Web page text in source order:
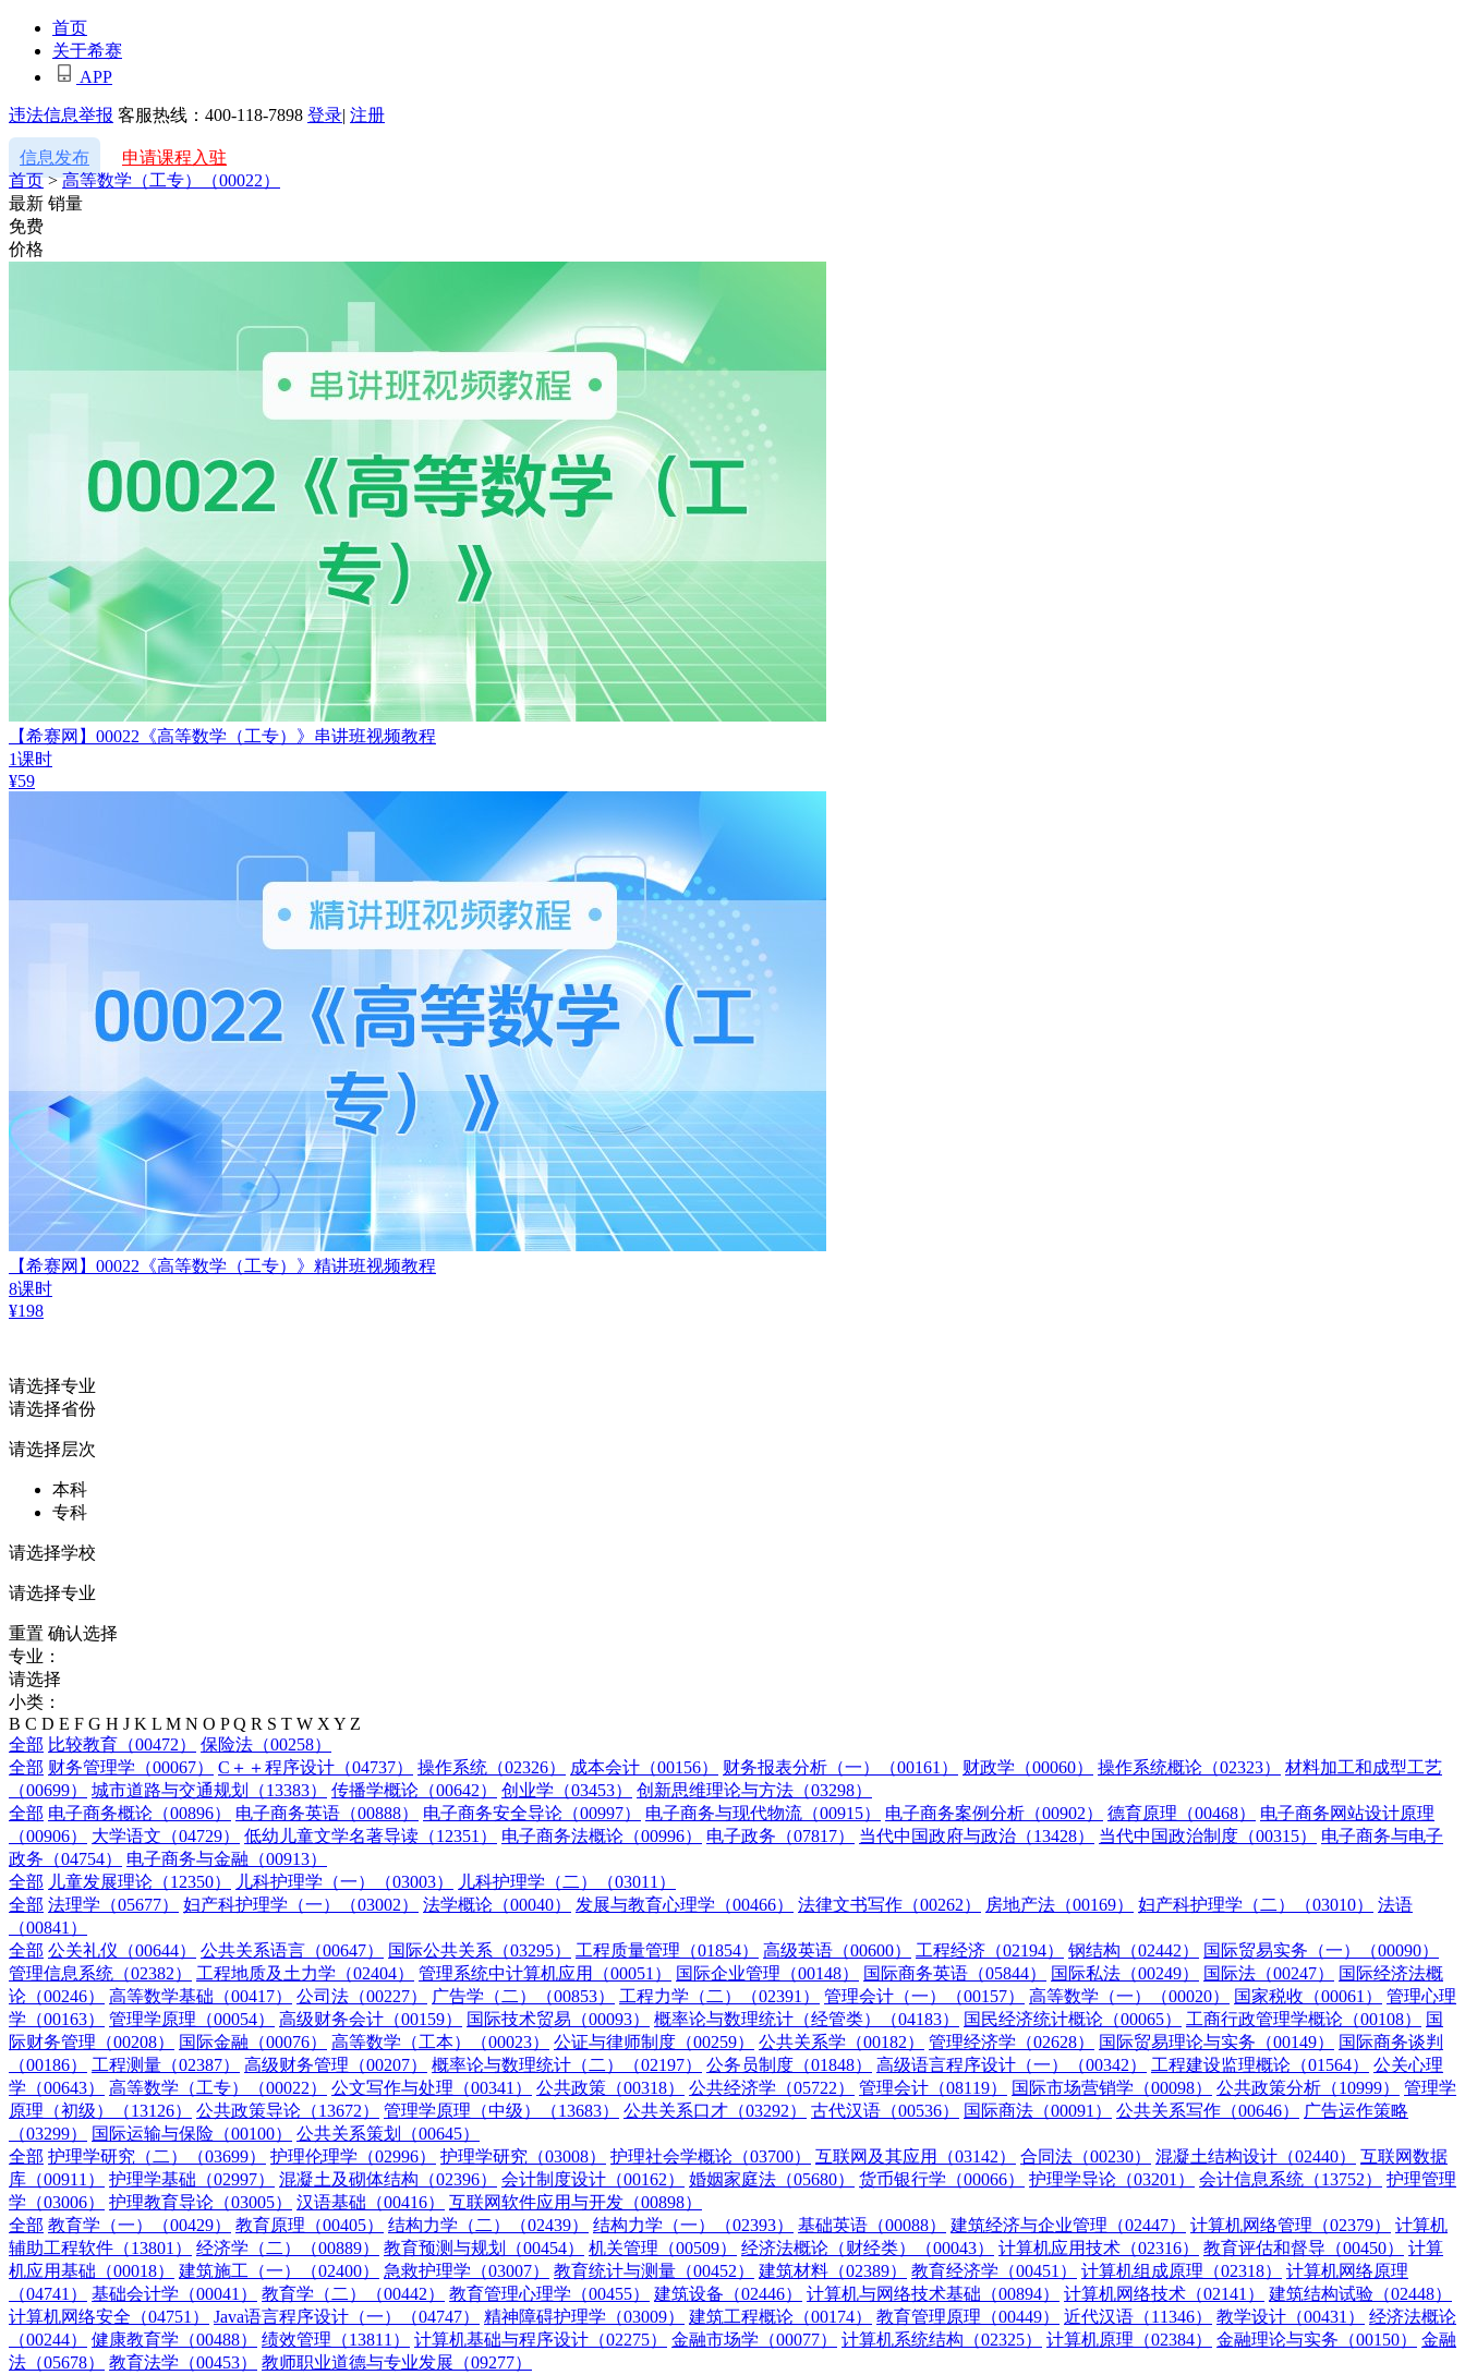
首页
关于希赛
APP
违法信息举报 客服热线：400-118-7898 登录| 注册
信息发布
申请课程入驻
首页 > 高等数学（工专）（00022）
最新 销量
免费
价格
【希赛网】00022《高等数学（工专）》串讲班视频教程
1课时
¥59
【希赛网】00022《高等数学（工专）》精讲班视频教程
8课时
¥198
请选择专业
请选择省份
请选择层次
本科
专科
请选择学校
请选择专业
重置 确认选择
专业：
请选择
小类：
B C D E F G H J K L M N O P Q R S T W X Y Z
全部 比较教育（00472）
保险法（00258）
全部 财务管理学（00067） C＋＋程序设计（04737） 操作系统（02326） 成本会计（00156） 财务报表分析（一）（00161） 财政学（00060） 操作系统概论（02323）
材料加工和成型工艺
（00699）
城市道路与交通规划（13383） 传播学概论（00642） 创业学（03453）
创新思维理论与方法（03298）
全部 电子商务概论（00896） 电子商务英语（00888） 电子商务安全导论（00997） 电子商务与现代物流（00915） 电子商务案例分析（00902） 德育原理（00468）
电子商务网站设计原理
（00906）
大学语文（04729） 低幼儿童文学名著导读（12351） 电子商务法概论（00996） 电子政务（07817） 当代中国政府与政治（13428） 当代中国政治制度（00315）
电子商务与电子
政务（04754）
电子商务与金融（00913）
全部 儿童发展理论（12350） 儿科护理学（一）（03003）
儿科护理学（二）（03011）
全部 法理学（05677） 妇产科护理学（一）（03002） 法学概论（00040） 发展与教育心理学（00466） 法律文书写作（00262） 房地产法（00169） 妇产科护理学（二）（03010）
法语
（00841）
全部 公关礼仪（00644） 公共关系语言（00647） 国际公共关系（03295） 工程质量管理（01854） 高级英语（00600） 工程经济（02194） 钢结构（02442）
国际贸易实务（一）（00090）
管理信息系统（02382）
工程地质及土力学（02404） 管理系统中计算机应用（00051） 国际企业管理（00148） 国际商务英语（05844） 国际私法（00249） 国际法（00247）
国际经济法概
论（00246）
高等数学基础（00417） 公司法（00227） 广告学（二）（00853） 工程力学（二）（02391） 管理会计（一）（00157） 高等数学（一）（00020） 国家税收（00061）
管理心理
学（00163）
管理学原理（00054） 高级财务会计（00159） 国际技术贸易（00093） 概率论与数理统计（经管类）（04183） 国民经济统计概论（00065） 工商行政管理学概论（00108）
国
际财务管理（00208）
国际金融（00076） 高等数学（工本）（00023） 公证与律师制度（00259） 公共关系学（00182） 管理经济学（02628） 国际贸易理论与实务（00149）
国际商务谈判
（00186）
工程测量（02387） 高级财务管理（00207） 概率论与数理统计（二）（02197） 公务员制度（01848） 高级语言程序设计（一）（00342） 工程建设监理概论（01564）
公关心理
学（00643）
高等数学（工专）（00022） 公文写作与处理（00341） 公共政策（00318） 公共经济学（05722） 管理会计（08119） 国际市场营销学（00098） 公共政策分析（10999）
管理学
原理（初级）（13126）
公共政策导论（13672） 管理学原理（中级）（13683） 公共关系口才（03292） 古代汉语（00536） 国际商法（00091） 公共关系写作（00646）
广告运作策略
（03299）
国际运输与保险（00100）
公共关系策划（00645）
全部 护理学研究（二）（03699） 护理伦理学（02996） 护理学研究（03008） 护理社会学概论（03700） 互联网及其应用（03142） 合同法（00230） 混凝土结构设计（02440）
互联网数据
库（00911）
护理学基础（02997） 混凝土及砌体结构（02396） 会计制度设计（00162） 婚姻家庭法（05680） 货币银行学（00066） 护理学导论（03201） 会计信息系统（13752）
护理管理
学（03006）
护理教育导论（03005） 汉语基础（00416）
互联网软件应用与开发（00898）
全部 教育学（一）（00429） 教育原理（00405） 结构力学（二）（02439） 结构力学（一）（02393） 基础英语（00088） 建筑经济与企业管理（02447） 计算机网络管理（02379）
计算机
辅助工程软件（13801）
经济学（二）（00889） 教育预测与规划（00454） 机关管理（00509） 经济法概论（财经类）（00043） 计算机应用技术（02316） 教育评估和督导（00450）
计算
机应用基础（00018）
建筑施工（一）（02400） 急救护理学（03007） 教育统计与测量（00452） 建筑材料（02389） 教育经济学（00451） 计算机组成原理（02318）
计算机网络原理
（04741）
基础会计学（00041） 教育学（二）（00442） 教育管理心理学（00455） 建筑设备（02446） 计算机与网络技术基础（00894） 计算机网络技术（02141）
建筑结构试验（02448）
计算机网络安全（04751）
Java语言程序设计（一）（04747） 精神障碍护理学（03009） 建筑工程概论（00174） 教育管理原理（00449） 近代汉语（11346） 教学设计（00431）
经济法概论
（00244）
健康教育学（00488） 绩效管理（13811） 计算机基础与程序设计（02275） 金融市场学（00077） 计算机系统结构（02325） 计算机原理（02384） 金融理论与实务（00150）
金融
法（05678）
教育法学（00453）
教师职业道德与专业发展（09277）